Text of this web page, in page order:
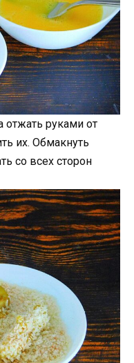
отжать руками от
их. Обмакнуть
со всех сторон